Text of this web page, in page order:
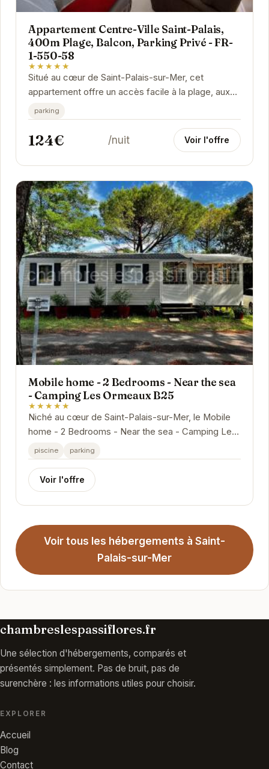
Appartement Centre-Ville Saint-Palais,
400m Plage, Balcon, Parking Privé - FR-
1-550-58
★★★★★
Situé au cœur de Saint-Palais-sur-Mer, cet
appartement offre un accès facile à la plage, aux
commerces et aux activités locales. Avec son...
parking
124€ /nuit Voir l'offre
Mobile home - 2 Bedrooms - Near the sea
- Camping Les Ormeaux B25
★★★★★
Niché au cœur de Saint-Palais-sur-Mer, le Mobile
home - 2 Bedrooms - Near the sea - Camping Les
Ormeaux B25 offre un havre de paix idéal pour
des...
piscine parking
Voir l'offre
Voir tous les hébergements à Saint-
Palais-sur-Mer
chambreslespassiflores.fr
Une sélection d'hébergements, comparés et
présentés simplement. Pas de bruit, pas de
surenchère : les informations utiles pour choisir.
EXPLORER
Accueil
Blog
Contact